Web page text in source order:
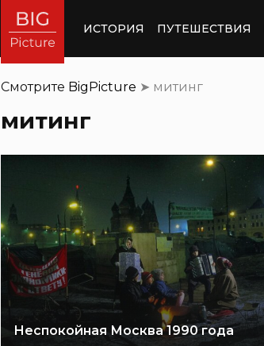
ИСТОРИЯ ПУТЕШЕСТВИЯ
Смотрите BigPicture ➤ митинг
митинг
Неспокойная Москва 1990 года